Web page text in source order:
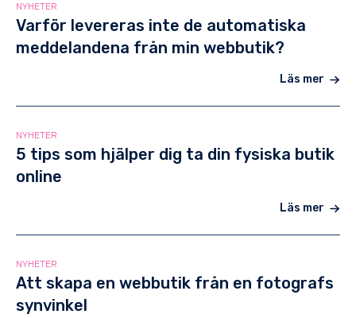
NYHETER
Varför levereras inte de automatiska
meddelandena från min webbutik?
Läs mer
NYHETER
5 tips som hjälper dig ta din fysiska butik
online
Läs mer
NYHETER
Att skapa en webbutik från en fotografs
synvinkel